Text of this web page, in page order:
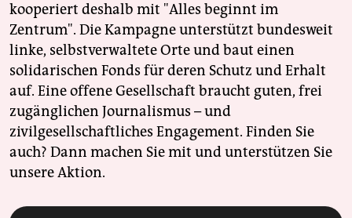
kooperiert deshalb mit "Alles beginnt im
Zentrum". Die Kampagne unterstützt bundesweit
linke, selbstverwaltete Orte und baut einen
solidarischen Fonds für deren Schutz und Erhalt
auf. Eine offene Gesellschaft braucht guten, frei
zugänglichen Journalismus – und
zivilgesellschaftliches Engagement. Finden Sie
auch? Dann machen Sie mit und unterstützen Sie
unsere Aktion.